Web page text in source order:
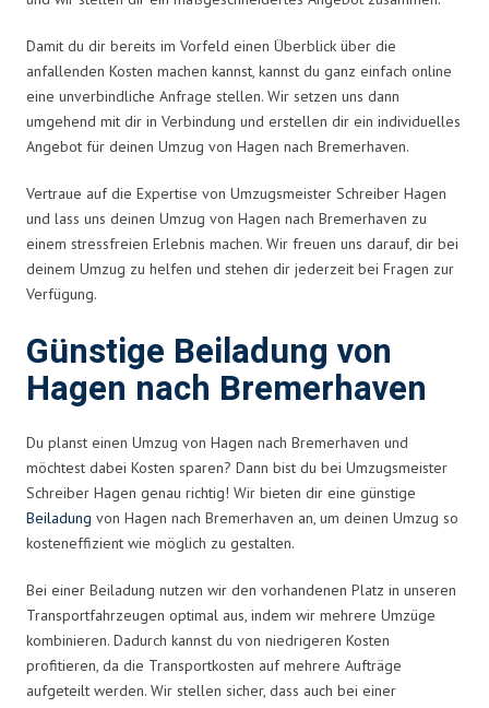
Damit du dir bereits im Vorfeld einen Überblick über die
anfallenden Kosten machen kannst, kannst du ganz einfach online
eine unverbindliche Anfrage stellen. Wir setzen uns dann
umgehend mit dir in Verbindung und erstellen dir ein individuelles
Angebot für deinen Umzug von Hagen nach Bremerhaven.
Vertraue auf die Expertise von Umzugsmeister Schreiber Hagen
und lass uns deinen Umzug von Hagen nach Bremerhaven zu
einem stressfreien Erlebnis machen. Wir freuen uns darauf, dir bei
deinem Umzug zu helfen und stehen dir jederzeit bei Fragen zur
Verfügung.
Günstige Beiladung von
Hagen nach Bremerhaven
Du planst einen Umzug von Hagen nach Bremerhaven und
möchtest dabei Kosten sparen? Dann bist du bei Umzugsmeister
Schreiber Hagen genau richtig! Wir bieten dir eine günstige
Beiladung von Hagen nach Bremerhaven an, um deinen Umzug so
kosteneffizient wie möglich zu gestalten.
Bei einer Beiladung nutzen wir den vorhandenen Platz in unseren
Transportfahrzeugen optimal aus, indem wir mehrere Umzüge
kombinieren. Dadurch kannst du von niedrigeren Kosten
profitieren, da die Transportkosten auf mehrere Aufträge
aufgeteilt werden. Wir stellen sicher, dass auch bei einer